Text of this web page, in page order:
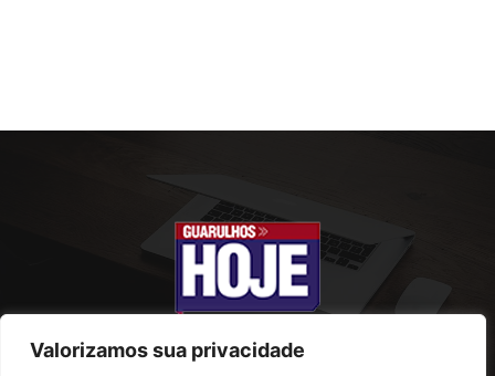
Valorizamos sua privacidade